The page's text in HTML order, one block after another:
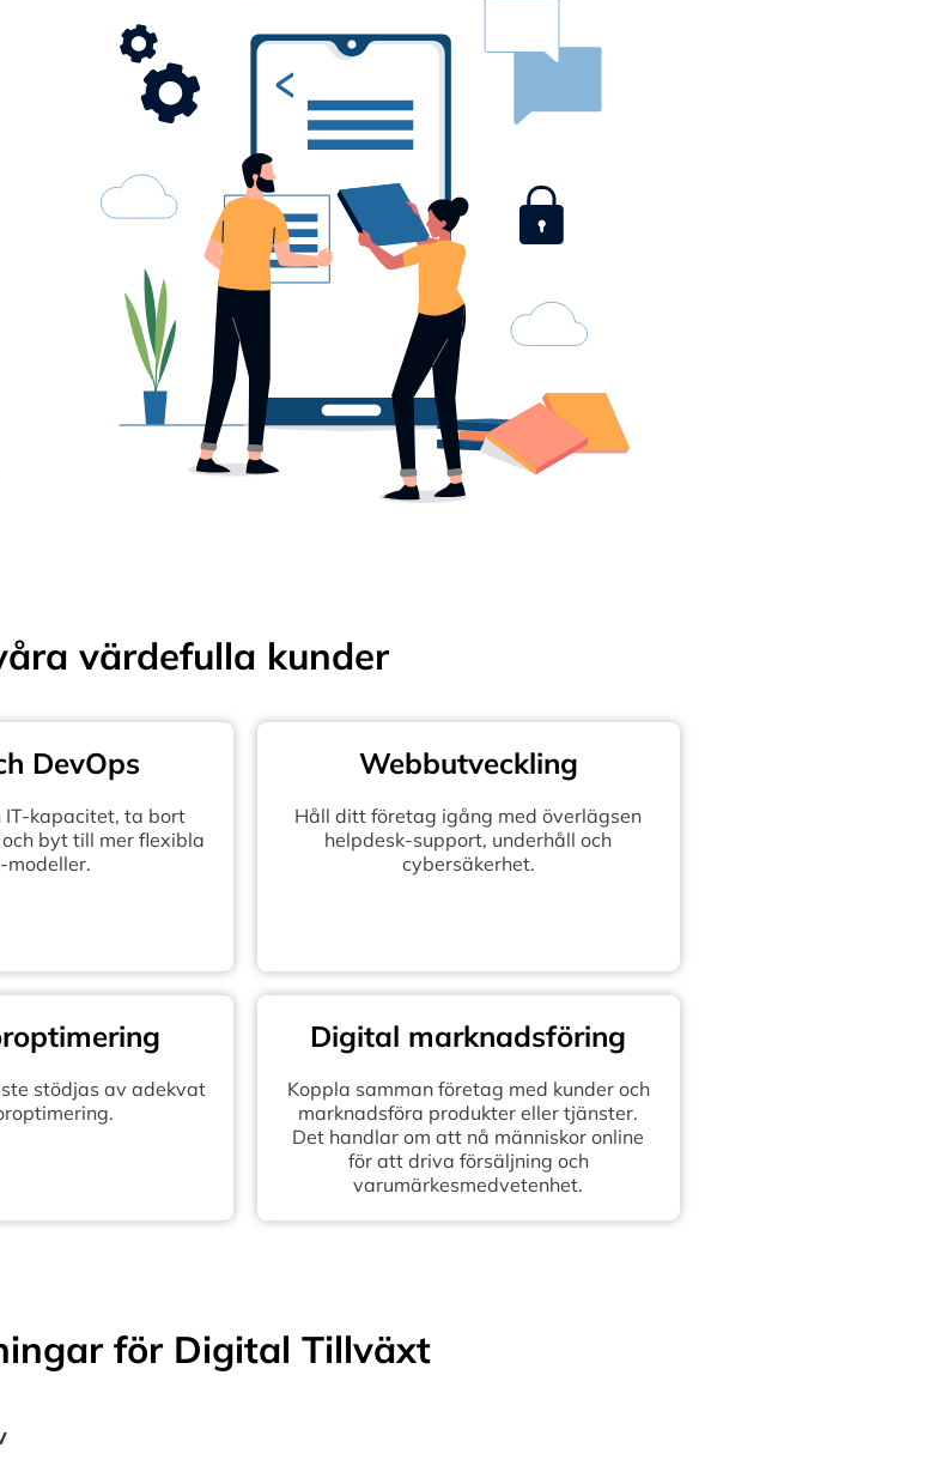
värdefulla kunder
DevOps
IT-kapacitet, ta bort
byt till mer flexibla
modeller.
Webbutveckling
Håll ditt företag igång med överlägsen
helpdesk-support, underhåll och
cybersäkerhet.
stödjas av adekvat
Digital marknadsföring
Koppla samman företag med kunder och
marknadsföra produkter eller tjänster.
Det handlar om att nå människor online
för att driva försäljning och
varumärkesmedvetenhet.
för Digital Tillväxt